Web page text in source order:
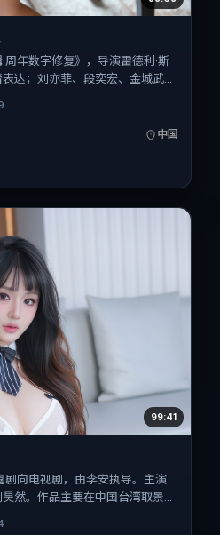
周年数字修复》，导演雷德利·斯
达；刘亦菲、段奕宏、金城武、
。上映时间 2018年9月2日（公
片138分钟，节奏张弛有度。中国
99:41
剧向电视剧，由李安执导。主演
然。作品主要在中国台湾取景与